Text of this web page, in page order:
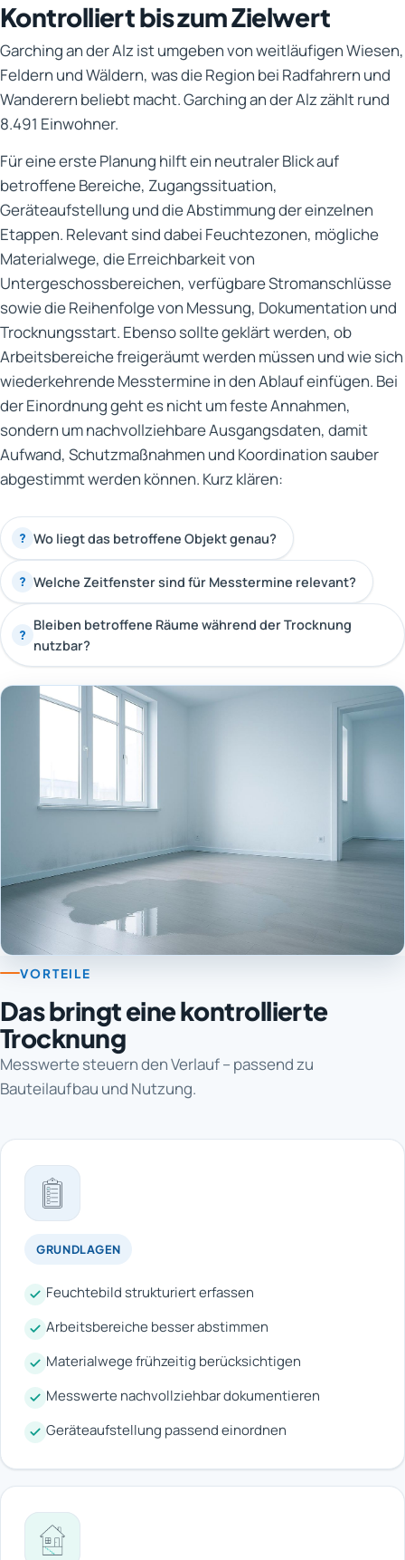
Kontrolliert bis zum Zielwert
Garching an der Alz ist umgeben von weitläufigen Wiesen,
Feldern und Wäldern, was die Region bei Radfahrern und
Wanderern beliebt macht. Garching an der Alz zählt rund
8.491 Einwohner.
Für eine erste Planung hilft ein neutraler Blick auf
betroffene Bereiche, Zugangssituation,
Geräteaufstellung und die Abstimmung der einzelnen
Etappen. Relevant sind dabei Feuchtezonen, mögliche
Materialwege, die Erreichbarkeit von
Untergeschossbereichen, verfügbare Stromanschlüsse
sowie die Reihenfolge von Messung, Dokumentation und
Trocknungsstart. Ebenso sollte geklärt werden, ob
Arbeitsbereiche freigeräumt werden müssen und wie sich
wiederkehrende Messtermine in den Ablauf einfügen. Bei
der Einordnung geht es nicht um feste Annahmen,
sondern um nachvollziehbare Ausgangsdaten, damit
Aufwand, Schutzmaßnahmen und Koordination sauber
abgestimmt werden können. Kurz klären:
? Wo liegt das betroffene Objekt genau?
? Welche Zeitfenster sind für Messtermine relevant?
?
Bleiben betroffene Räume während der Trocknung
nutzbar?
VORTEILE
Das bringt eine kontrollierte
Trocknung
Messwerte steuern den Verlauf – passend zu
Bauteilaufbau und Nutzung.
GRUNDLAGEN
Feuchtebild strukturiert erfassen
Arbeitsbereiche besser abstimmen
Materialwege frühzeitig berücksichtigen
Messwerte nachvollziehbar dokumentieren
Geräteaufstellung passend einordnen